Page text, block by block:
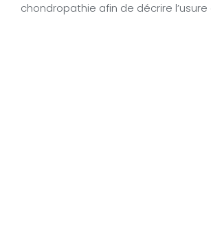
chondropathie afin de décrire